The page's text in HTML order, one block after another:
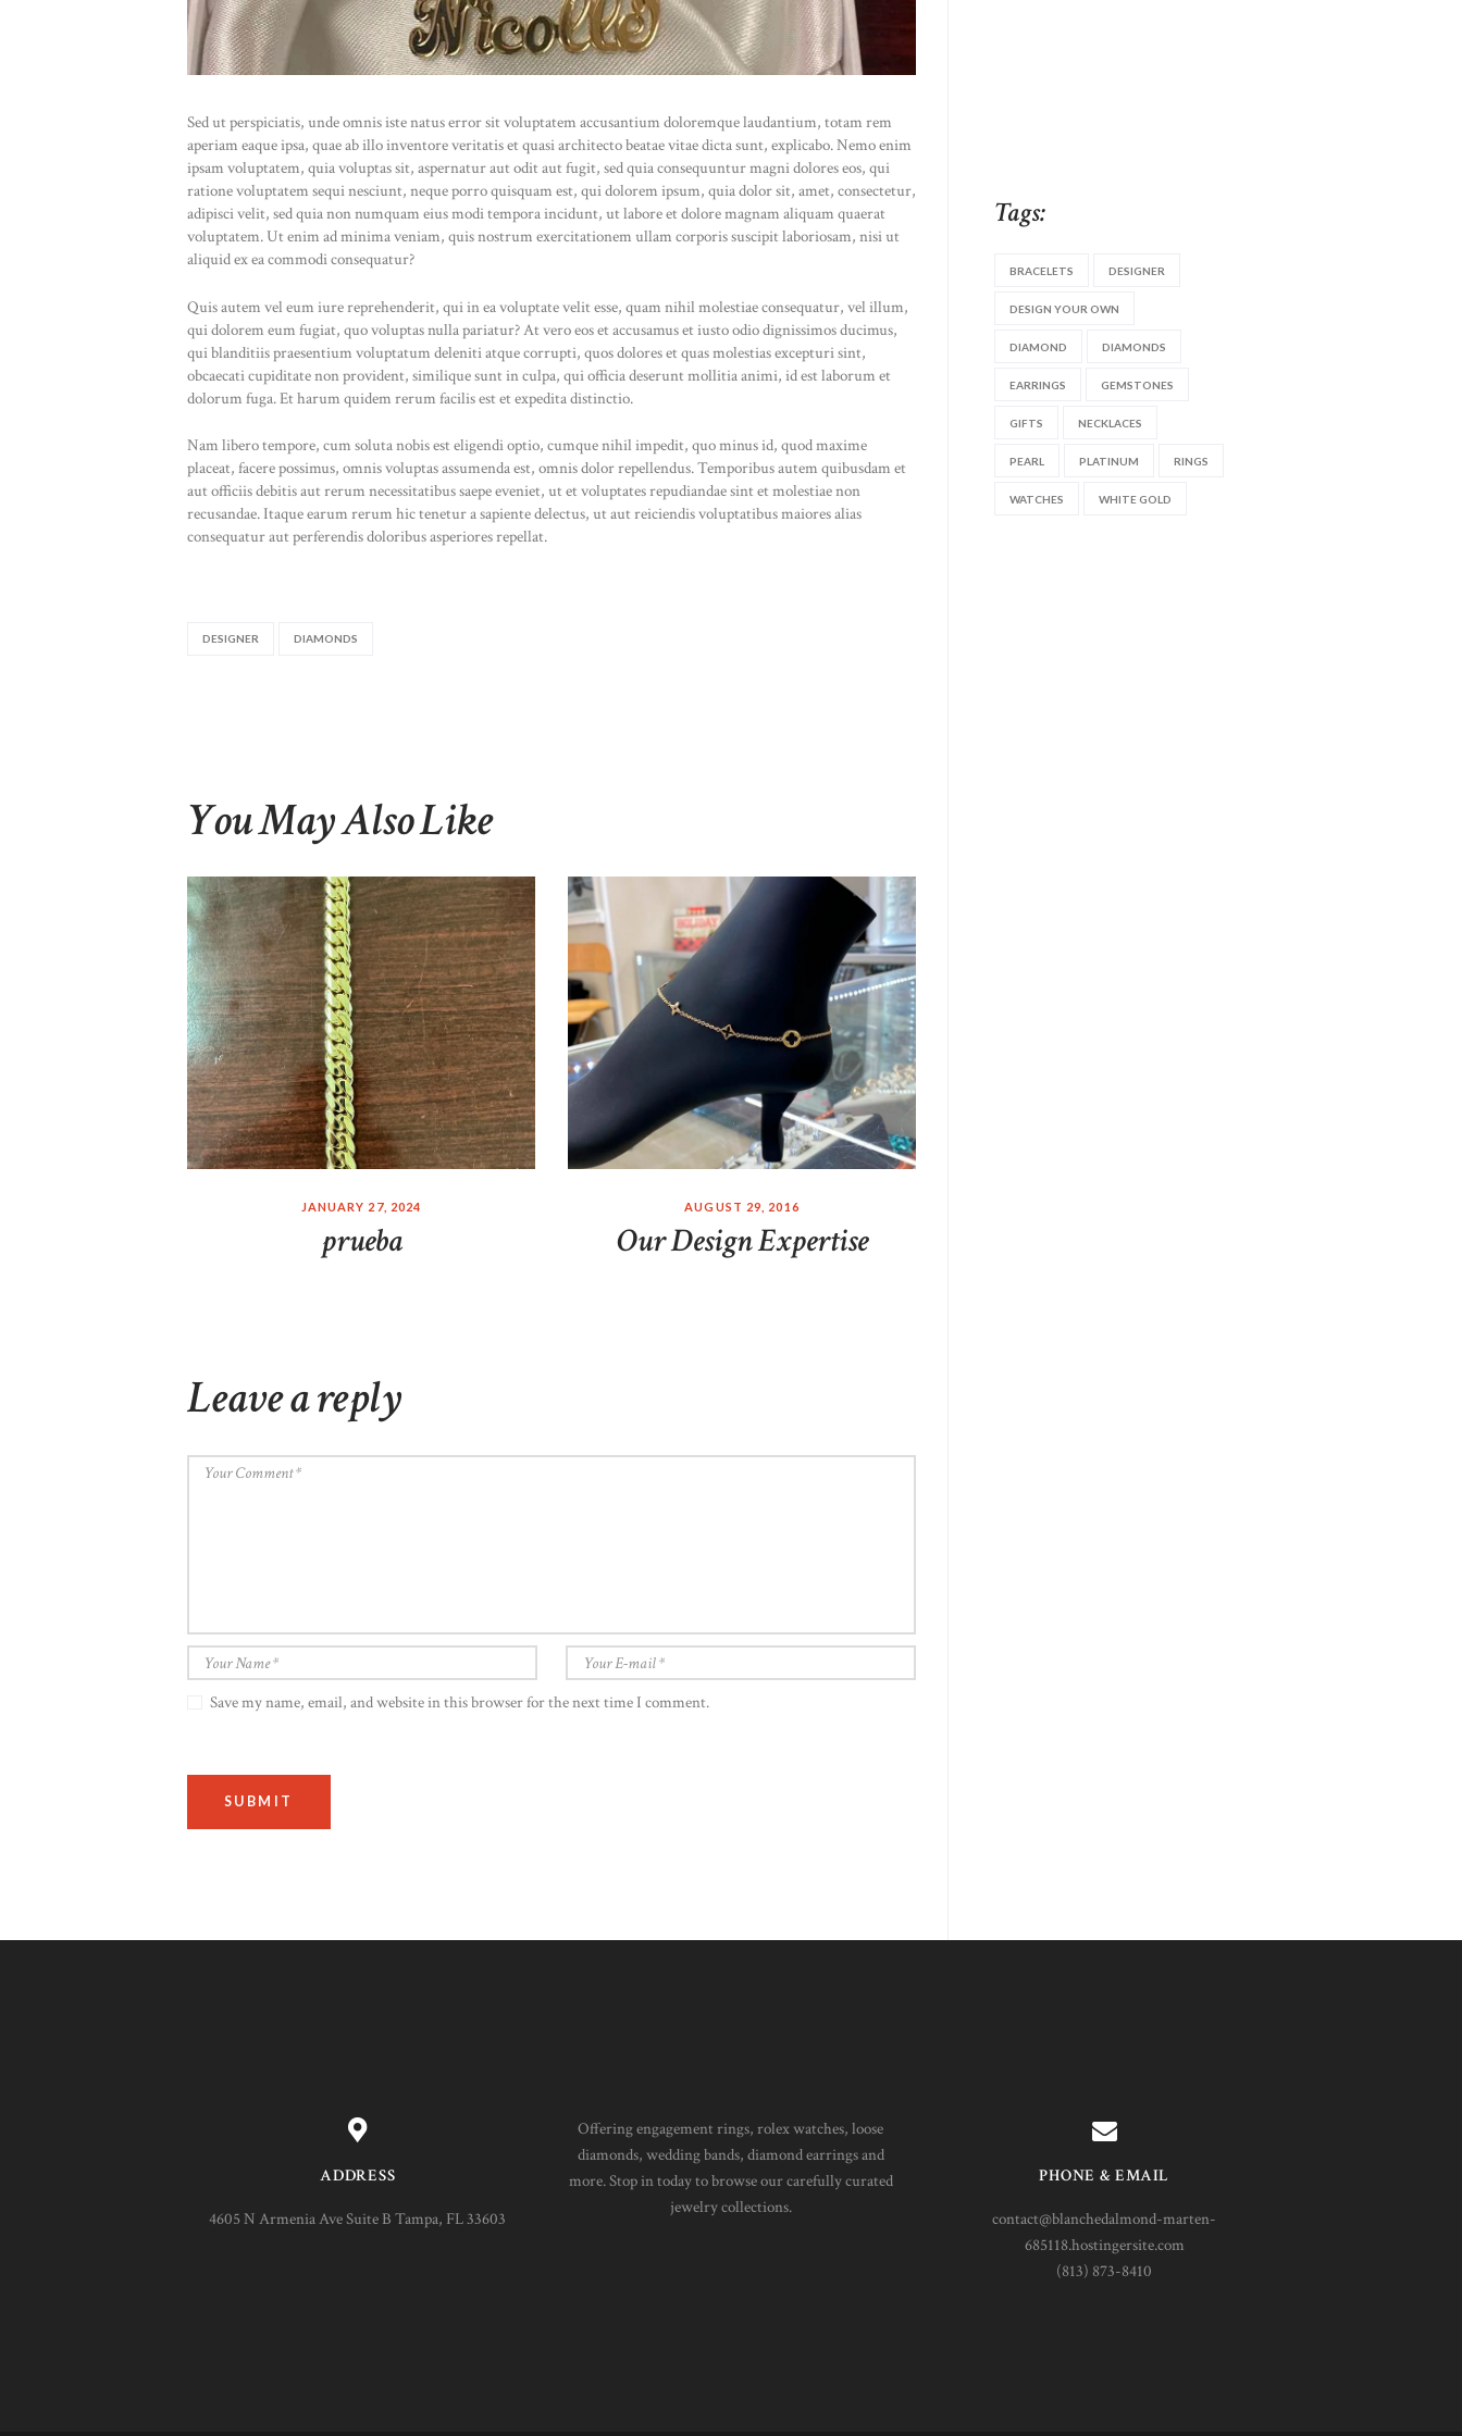
Sed ut perspiciatis, unde omnis iste natus error sit voluptatem accusantium doloremque laudantium, totam rem
aperiam eaque ipsa, quae ab illo inventore veritatis et quasi architecto beatae vitae dicta sunt, explicabo. Nemo enim
ipsam voluptatem, quia voluptas sit, aspernatur aut odit aut fugit, sed quia consequuntur magni dolores eos, qui
ratione voluptatem sequi nesciunt, neque porro quisquam est, qui dolorem ipsum, quia dolor sit, amet, consectetur,
adipisci velit, sed quia non numquam eius modi tempora incidunt, ut labore et dolore magnam aliquam quaerat
voluptatem. Ut enim ad minima veniam, quis nostrum exercitationem ullam corporis suscipit laboriosam, nisi ut
aliquid ex ea commodi consequatur?
Quis autem vel eum iure reprehenderit, qui in ea voluptate velit esse, quam nihil molestiae consequatur, vel illum,
qui dolorem eum fugiat, quo voluptas nulla pariatur? At vero eos et accusamus et iusto odio dignissimos ducimus,
qui blanditiis praesentium voluptatum deleniti atque corrupti, quos dolores et quas molestias excepturi sint,
obcaecati cupiditate non provident, similique sunt in culpa, qui officia deserunt mollitia animi, id est laborum et
dolorum fuga. Et harum quidem rerum facilis est et expedita distinctio.
Nam libero tempore, cum soluta nobis est eligendi optio, cumque nihil impedit, quo minus id, quod maxime
placeat, facere possimus, omnis voluptas assumenda est, omnis dolor repellendus. Temporibus autem quibusdam et
aut officiis debitis aut rerum necessitatibus saepe eveniet, ut et voluptates repudiandae sint et molestiae non
recusandae. Itaque earum rerum hic tenetur a sapiente delectus, ut aut reiciendis voluptatibus maiores alias
consequatur aut perferendis doloribus asperiores repellat.
DESIGNER DIAMONDS
You May Also Like
JANUARY 27, 2024
prueba
AUGUST 29, 2016
Our Design Expertise
Leave a reply
Save my name, email, and website in this browser for the next time I comment.
Tags:
BRACELETS DESIGNER
DESIGN YOUR OWN
DIAMOND DIAMONDS
EARRINGS GEMSTONES
GIFTS NECKLACES
PEARL PLATINUM RINGS
WATCHES WHITE GOLD
ADDRESS
4605 N Armenia Ave Suite B Tampa, FL 33603
Offering engagement rings, rolex watches, loose
diamonds, wedding bands, diamond earrings and
more. Stop in today to browse our carefully curated
jewelry collections.
PHONE & EMAIL
contact@blanchedalmond-marten-
685118.hostingersite.com
(813) 873-8410